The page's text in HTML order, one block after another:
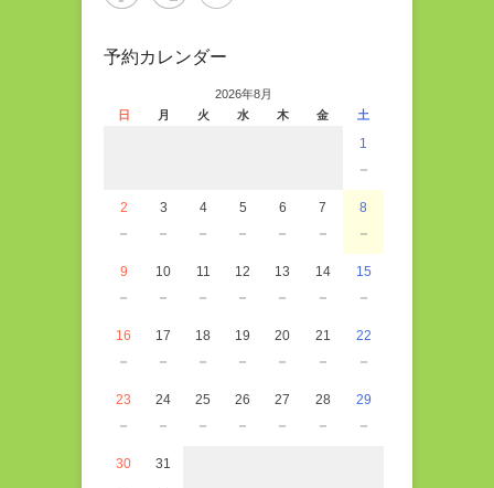
予約カレンダー
2026年8月
日
月 火 水 木 金 土
1
－
2
－
3
－
4
－
5
－
6
－
7
－
8
－
9
－
10
－
11
－
12
－
13
－
14
－
15
－
16
－
17
－
18
－
19
－
20
－
21
－
22
－
23
－
24
－
25
－
26
－
27
－
28
－
29
－
30 31